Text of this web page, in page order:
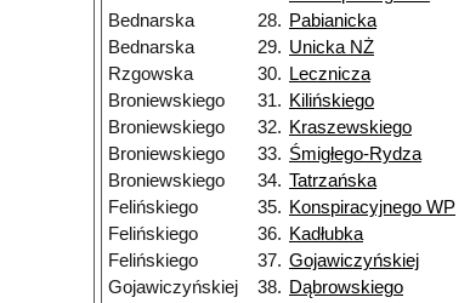
Bednarska
28. Pabianicka
Bednarska
29. Unicka NŻ
Rzgowska
30. Lecznicza
Broniewskiego
31. Kilińskiego
Broniewskiego
32. Kraszewskiego
Broniewskiego
33. Śmigłego-Rydza
Broniewskiego
34. Tatrzańska
Felińskiego
35. Konspiracyjnego WP
Felińskiego
36. Kadłubka
Felińskiego
37. Gojawiczyńskiej
Gojawiczyńskiej
38. Dąbrowskiego